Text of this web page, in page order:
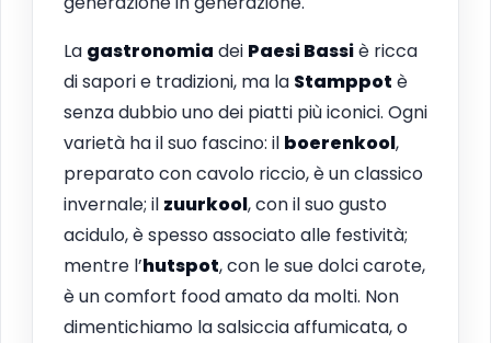
La gastronomia dei Paesi Bassiè ricca
di sapori e tradizioni, ma la Stamppot è
senza dubbio uno dei piatti più iconici. Ogni
varietà ha il suo fascino: il boerenkool,
preparato con cavolo riccio, è un classico
invernale; il zuurkool, con il suo gusto
acidulo, è spesso associato alle festività;
mentre l’hutspot, con le sue dolci carote,
è un comfort food amato da molti. Non
dimentichiamo la salsiccia affumicata, o